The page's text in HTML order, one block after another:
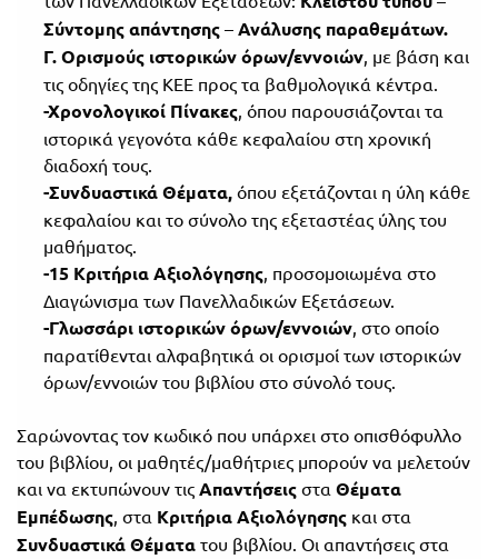
Σύντομης απάντησης – Ανάλυσης παραθεμάτων.
Γ. Ορισμούς ιστορικών όρων/εννοιών, με βάση και
τις οδηγίες της ΚΕΕ προς τα βαθμολογικά κέντρα.
-Χρονολογικοί Πίνακες, όπου παρουσιάζονται τα
ιστορικά γεγονότα κάθε κεφαλαίου στη χρονική
διαδοχή τους.
-Συνδυαστικά Θέματα, όπου εξετάζονται η ύλη κάθε
κεφαλαίου και το σύνολο της εξεταστέας ύλης του
μαθήματος.
-15 Κριτήρια Αξιολόγησης, προσομοιωμένα στο
Διαγώνισμα των Πανελλαδικών Εξετάσεων.
-Γλωσσάρι ιστορικών όρων/εννοιών, στο οποίο
παρατίθενται αλφαβητικά οι ορισμοί των ιστορικών
όρων/εννοιών του βιβλίου στο σύνολό τους.
Σαρώνοντας τον κωδικό που υπάρχει στο οπισθόφυλλο
του βιβλίου, οι μαθητές/μαθήτριες μπορούν να μελετούν
και να εκτυπώνουν τις Απαντήσεις στα Θέματα
Εμπέδωσης, στα Κριτήρια Αξιολόγησης και στα
Συνδυαστικά Θέματα του βιβλίου. Οι απαντήσεις στα